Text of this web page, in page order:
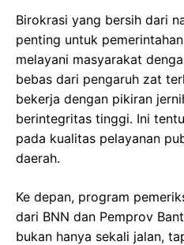
Birokrasi yang bersih dari
penting untuk
melayani masyarakat
bebas dari pengaruh zat
bekerja dengan pikiran
berintegritas tinggi. Ini
pada kualitas pelayanan
daerah.
Ke depan, program
dari BNN dan Pemprov
bukan hanya sekali jalan,